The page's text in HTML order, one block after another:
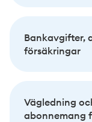
Bankavgifter,
försäkringar
Vägledning
abonnemang